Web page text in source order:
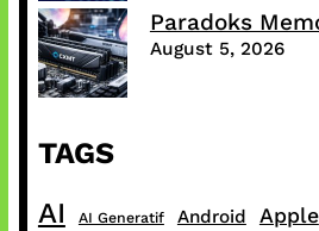
Paradoks
August 5, 2026
TAGS
AI AI Generatif Android Apple